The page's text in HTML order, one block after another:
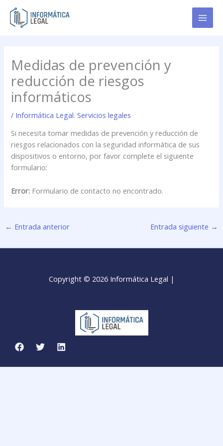
contenido
Medidas de prevención y
reducción de riesgos
informáticos
/ Informática Legal. Servicios legales
Si necesita tomar medidas de prevención y reducción de
riesgos relacionados con la seguridad informática de sus
dispositivos o entorno, por favor complete el siguiente
formulario:
Error: Formulario de contacto no encontrado.
← Entrada anterior Entrada siguiente →
Copyright © 2026 Informática Legal |